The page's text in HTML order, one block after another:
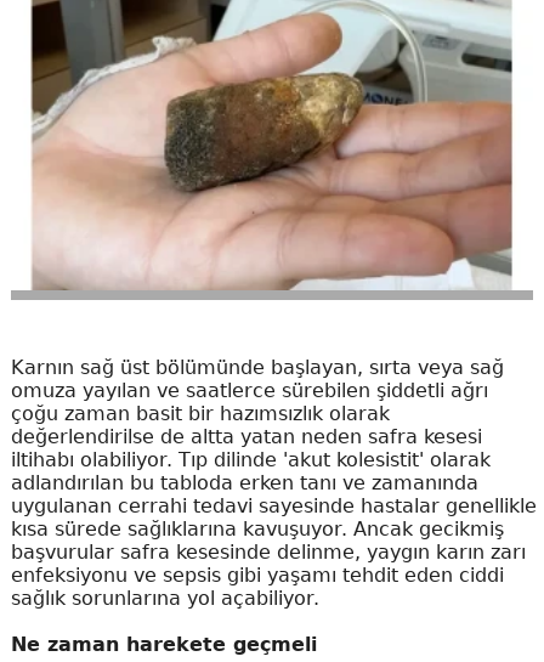
Karnın sağ üst bölümünde başlayan, sırta veya sağ
omuza yayılan ve saatlerce sürebilen şiddetli ağrı
çoğu zaman basit bir hazımsızlık olarak
değerlendirilse de altta yatan neden safra kesesi
iltihabı olabiliyor. Tıp dilinde 'akut kolesistit' olarak
adlandırılan bu tabloda erken tanı ve zamanında
uygulanan cerrahi tedavi sayesinde hastalar genellikle
kısa sürede sağlıklarına kavuşuyor. Ancak gecikmiş
başvurular safra kesesinde delinme, yaygın karın zarı
enfeksiyonu ve sepsis gibi yaşamı tehdit eden ciddi
sağlık sorunlarına yol açabiliyor.
Ne zaman harekete geçmeli